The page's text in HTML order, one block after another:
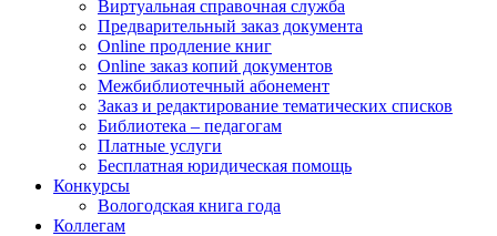
Виртуальная справочная служба
Предварительный заказ документа
Online продление книг
Online заказ копий документов
Межбиблиотечный абонемент
Заказ и редактирование тематических списков
Библиотека – педагогам
Платные услуги
Бесплатная юридическая помощь
Конкурсы
Вологодская книга года
Коллегам